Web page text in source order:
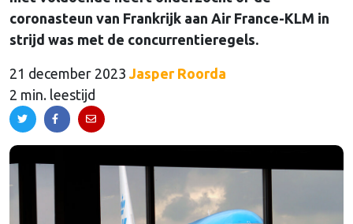
coronasteun van Frankrijk aan Air France-KLM in
strijd was met de concurrentieregels.
21 december 2023 Jasper Roorda
2 min. leestijd